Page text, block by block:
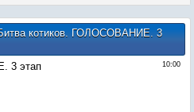
котиков. ГОЛОСОВАНИЕ. 3
10:00
3 этап